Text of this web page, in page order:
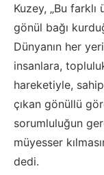
Kuzey, „Bu
gönül bağı
Dünyanın her
insanlara,
hareketiyle,
çıkan gönüllü
sorumluluğun
müyesser
dedi.